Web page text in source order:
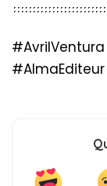
#AvrilVentura